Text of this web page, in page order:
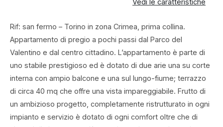
Vedi le caratteristiche
Rif: san fermo – Torino in zona Crimea, prima collina.
Appartamento di pregio a pochi passi dal Parco del
Valentino e dal centro cittadino. L’appartamento è parte di
uno stabile prestigioso ed è dotato di due arie una su corte
interna con ampio balcone e una sul lungo-fiume; terrazzo
di circa 40 mq che offre una vista impareggiabile. Frutto di
un ambizioso progetto, completamente ristrutturato in ogni
impianto e servizio è dotato di ogni comfort oltre che di